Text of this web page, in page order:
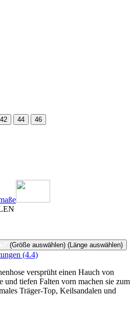
42 44 46
(Größe auswählen) (Länge auswählen)
(4.4)
versprüht einen Hauch von
tiefen Falten vorn machen sie zum
Träger-Top, Keilsandalen und